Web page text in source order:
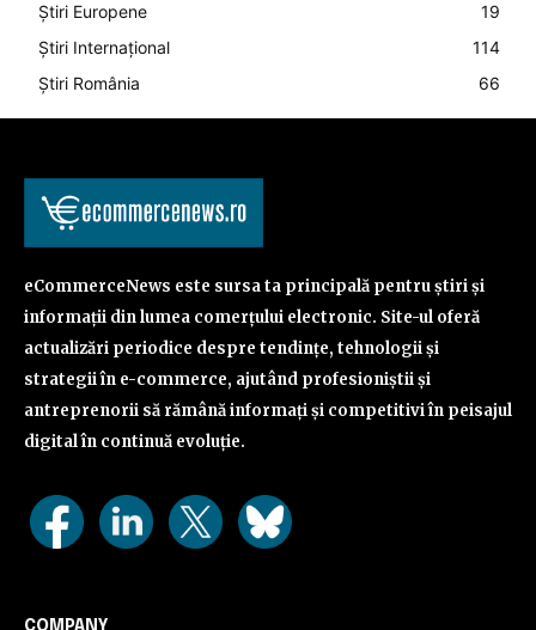
Știri Europene
19
Știri Internațional
114
Știri România
66
eCommerceNews este sursa ta principală pentru știri și
informații din lumea comerțului electronic. Site-ul oferă
actualizări periodice despre tendințe, tehnologii și
strategii în e-commerce, ajutând profesioniștii și
antreprenorii să rămână informați și competitivi în peisajul
digital în continuă evoluție.